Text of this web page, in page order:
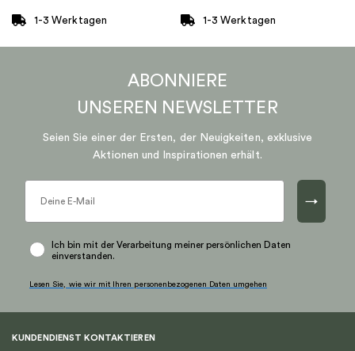
1-3 Werktagen 1-3 Werktagen
ABONNIERE
UNSEREN NEWSLETTER
Seien Sie einer der Ersten, der Neuigkeiten, exklusive
Aktionen und Inspirationen erhält.
→
Ich bin mit der Verarbeitung meiner persönlichen Daten
einverstanden.
Lesen Sie, wie wir mit Ihren personenbezogenen Daten umgehen
KUNDENDIENST KONTAKTIEREN